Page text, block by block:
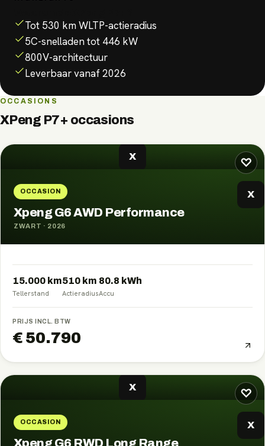
Tot 530 km WLTP-actieradius
5C-snelladen tot 446 kW
800V-architectuur
Leverbaar vanaf 2026
OCCASIONS
XPeng P7+ occasions
♡
X
OCCASION X
Xpeng G6 AWD Performance
ZWART · 2026
15.000 km
Tellerstand
510 km
Actieradius
80.8 kWh
Accu
PRIJS INCL. BTW
€ 50.790
♡
X
OCCASION X
Xpeng G6 RWD Long Range